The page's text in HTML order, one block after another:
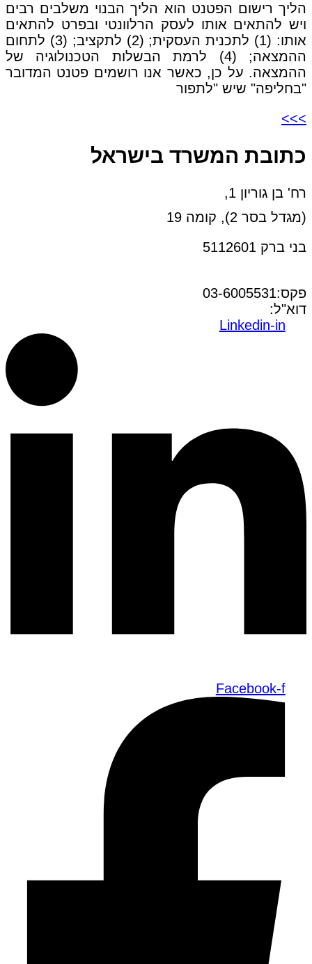
הליך רישום הפטנט הוא הליך הבנוי משלבים רבים
ויש להתאים אותו לעסק הרלוונטי ובפרט להתאים
אותו: (1) לתכנית העסקית; (2) לתקציב; (3) לתחום
ההמצאה; (4) לרמת הבשלות הטכנולוגיה של
ההמצאה. על כן, כאשר אנו רושמים פטנט המדובר
"בחליפה" שיש "לתפור
>>>
כתובת המשרד בישראל
רח' בן גוריון 1,
(מגדל בסר 2), קומה 19
בני ברק 5112601
פקס:03-6005531
דוא"ל:
Linkedin-in
Facebook-f